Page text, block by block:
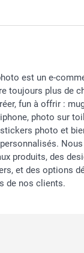
est un e-
toujours plus de
fun à offrir :
photo sur
photo et
produits, des
et des options
de nos clients.